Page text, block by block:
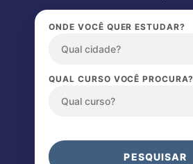
ONDE VOCÊ QUER ESTUDAR?
QUAL CURSO VOCÊ PROCURA?
PESQUISAR